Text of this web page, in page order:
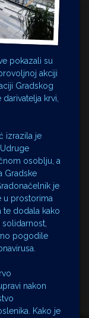
pokazali su
akciji
Gradskog
krvi,
izrazila je
osoblju, a
Gradske
je
u prostorima
te dodala kako
pogodile
nakon
Kako je